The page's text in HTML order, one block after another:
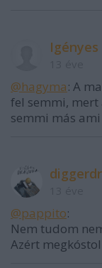
Igényes
@hagyma: A
fel semmi, mert
semmi más ami
@pappito:
Nem tudom
Azért